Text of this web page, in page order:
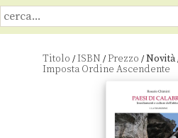
Titolo /ISBN /Prezzo /Novità